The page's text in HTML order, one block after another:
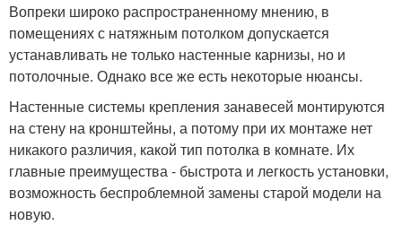
Вопреки широко распространенному мнению, в
помещениях с натяжным потолком допускается
устанавливать не только настенные карнизы, но и
потолочные. Однако все же есть некоторые нюансы.
Настенные системы крепления занавесей монтируются
на стену на кронштейны, а потому при их монтаже нет
никакого различия, какой тип потолка в комнате. Их
главные преимущества - быстрота и легкость установки,
возможность беспроблемной замены старой модели на
новую.